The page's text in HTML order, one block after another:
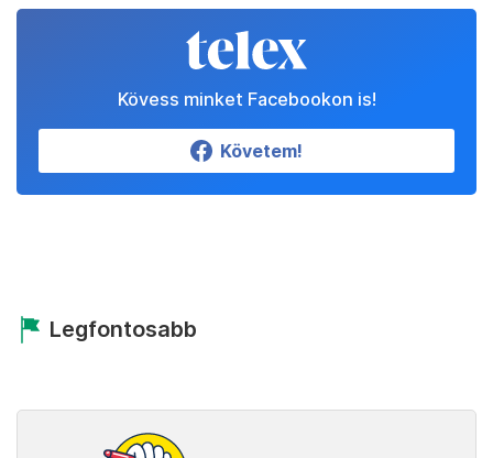
Kövess minket Facebookon is!
Követem!
Legfontosabb